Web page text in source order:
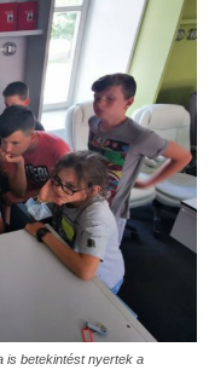
is betekintést nyertek a